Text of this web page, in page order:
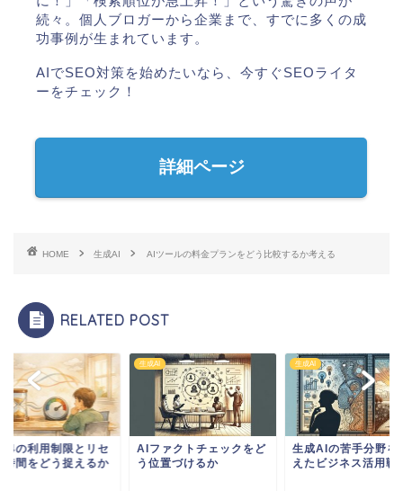
続々。個人ブロガーから企業まで、すでに多くの成
功事例が生まれています。
AIでSEO対策を始めたいなら、今すぐSEOライタ
ーをチェック！
詳細ページ
HOME 生成AI AIツールの料金プランをどう比較するか考える
RELATED POST
ァクトチェックをど
置づけるか
生成AI
生成AIの苦手分野を踏ま
えたビジネス活用戦略
生成AI
GPT-4の利用制限と
ット時間をどう捉え